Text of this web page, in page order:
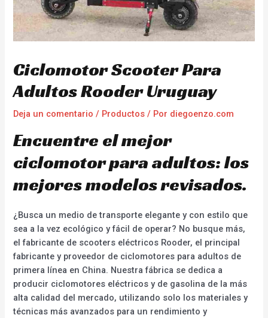
Ciclomotor Scooter Para
Adultos Rooder Uruguay
Deja un comentario / Productos / Por diegoenzo.com
Encuentre el mejor
ciclomotor para adultos: los
mejores modelos revisados.
¿Busca un medio de transporte elegante y con estilo que
sea a la vez ecológico y fácil de operar? No busque más,
el fabricante de scooters eléctricos Rooder, el principal
fabricante y proveedor de ciclomotores para adultos de
primera línea en China. Nuestra fábrica se dedica a
producir ciclomotores eléctricos y de gasolina de la más
alta calidad del mercado, utilizando solo los materiales y
técnicas más avanzados para un rendimiento y